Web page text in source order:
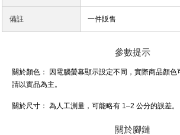
備註 一件販售
參數提示
關於顏色：
因電腦螢幕顯示設定不同，實際商品顏色
請以實品為主。
關於尺寸： 為人工測量，可能略有 1–2 公分的誤差。
關於腳鏈